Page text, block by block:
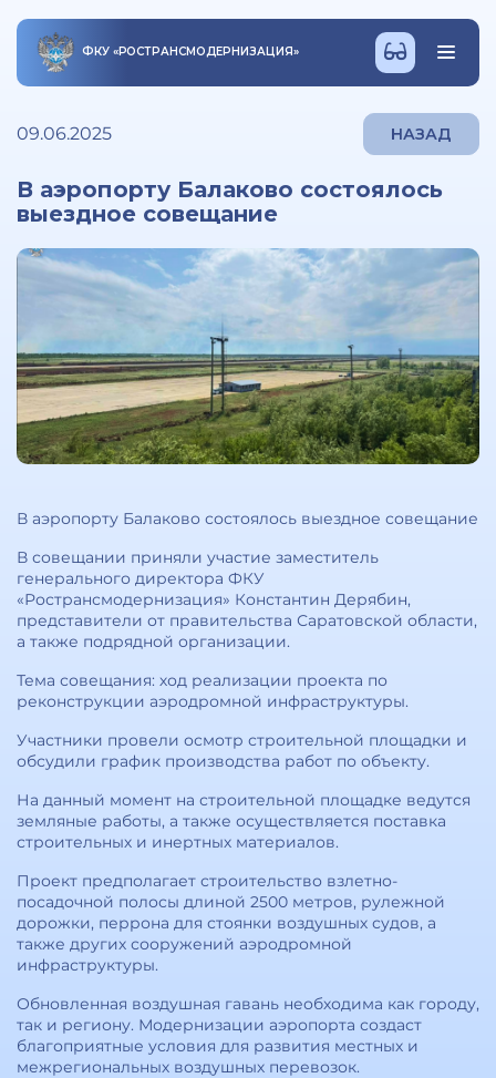
ФКУ «РОСТРАНСМОДЕРНИЗАЦИЯ»
09.06.2025 НАЗАД
В аэропорту Балаково состоялось
выездное совещание
В аэропорту Балаково состоялось выездное совещание
В совещании приняли участие заместитель
генерального директора ФКУ
«Ространсмодернизация» Константин Дерябин,
представители от правительства Саратовской области,
а также подрядной организации.
Тема совещания: ход реализации проекта по
реконструкции аэродромной инфраструктуры.
Участники провели осмотр строительной площадки и
обсудили график производства работ по объекту.
На данный момент на строительной площадке ведутся
земляные работы, а также осуществляется поставка
строительных и инертных материалов.
Проект предполагает строительство взлетно-
посадочной полосы длиной 2500 метров, рулежной
дорожки, перрона для стоянки воздушных судов, а
также других сооружений аэродромной
инфраструктуры.
Обновленная воздушная гавань необходима как городу,
так и региону. Модернизации аэропорта создаст
благоприятные условия для развития местных и
межрегиональных воздушных перевозок.